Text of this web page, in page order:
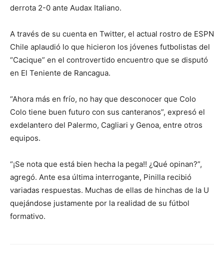
derrota 2-0 ante Audax Italiano.
A través de su cuenta en Twitter, el actual rostro de ESPN
Chile aplaudió lo que hicieron los jóvenes futbolistas del
“Cacique” en el controvertido encuentro que se disputó
en El Teniente de Rancagua.
“Ahora más en frío, no hay que desconocer que Colo
Colo tiene buen futuro con sus canteranos”, expresó el
exdelantero del Palermo, Cagliari y Genoa, entre otros
equipos.
“¡Se nota que está bien hecha la pega!! ¿Qué opinan?”,
agregó. Ante esa última interrogante, Pinilla recibió
variadas respuestas. Muchas de ellas de hinchas de la U
quejándose justamente por la realidad de su fútbol
formativo.